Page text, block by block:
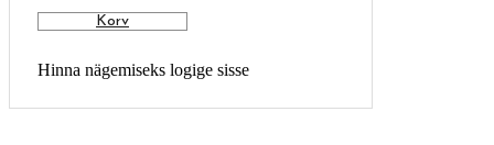
Korv